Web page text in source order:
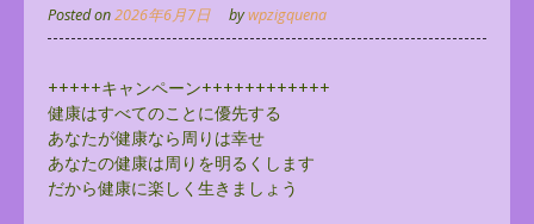
Posted on2026年6月7日 bywpzigquena
+++++キャンペーン++++++++++++
健康はすべてのことに優先する
あなたが健康なら周りは幸せ
あなたの健康は周りを明るくします
だから健康に楽しく生きましょう